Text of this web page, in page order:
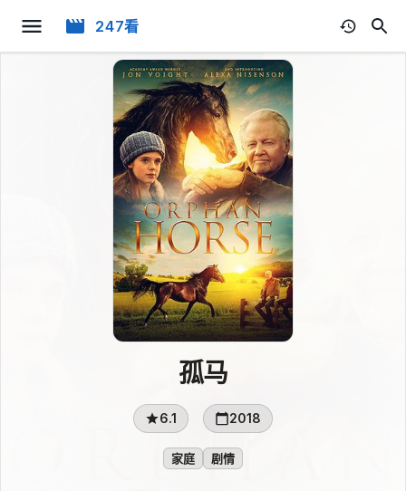
247看
孤马
6.1 2018
家庭 剧情